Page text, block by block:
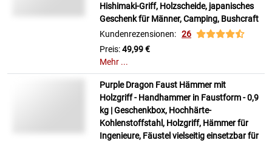
Hishimaki-Griff, Holzscheide, japanisches
Geschenk für Männer, Camping, Bushcraft
Kundenrezensionen: 26
Preis:49,99 €
Mehr ...
Purple Dragon Faust Hämmer mit
Holzgriff - Handhammer in Faustform - 0,9
kg | Geschenkbox, Hochhärte-
Kohlenstoffstahl, Holzgriff, Hämmer für
Ingenieure, Fäustel vielseitig einsetzbar für